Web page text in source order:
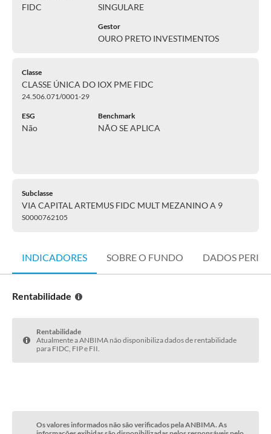
FIDC SINGULARE
Gestor
OURO PRETO INVESTIMENTOS
Classe
CLASSE ÚNICA DO IOX PME FIDC
24.506.071/0001-29
ESG
Não
Benchmark
NÃO SE APLICA
Subclasse
VIA CAPITAL ARTEMUS FIDC MULT MEZANINO A 9
S0000762105
INDICADORES SOBRE O FUNDO DADOS
Rentabilidade
Rentabilidade
Atualmente a ANBIMA não disponibiliza dados de rentabilidade
para FIDC, FIP e FII.
Os valores informados não são verificados pela ANBIMA. As